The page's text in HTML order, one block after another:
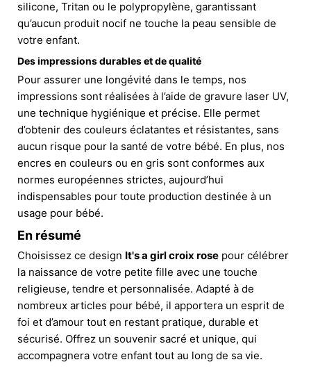
silicone, Tritan ou le polypropylène, garantissant
qu’aucun produit nocif ne touche la peau sensible de
votre enfant.
Des impressions durables et de qualité
Pour assurer une longévité dans le temps, nos
impressions sont réalisées à l’aide de gravure laser UV,
une technique hygiénique et précise. Elle permet
d’obtenir des couleurs éclatantes et résistantes, sans
aucun risque pour la santé de votre bébé. En plus, nos
encres en couleurs ou en gris sont conformes aux
normes européennes strictes, aujourd’hui
indispensables pour toute production destinée à un
usage pour bébé.
En résumé
Choisissez ce design It's a girl croix rose pour célébrer
la naissance de votre petite fille avec une touche
religieuse, tendre et personnalisée. Adapté à de
nombreux articles pour bébé, il apportera un esprit de
foi et d’amour tout en restant pratique, durable et
sécurisé. Offrez un souvenir sacré et unique, qui
accompagnera votre enfant tout au long de sa vie.